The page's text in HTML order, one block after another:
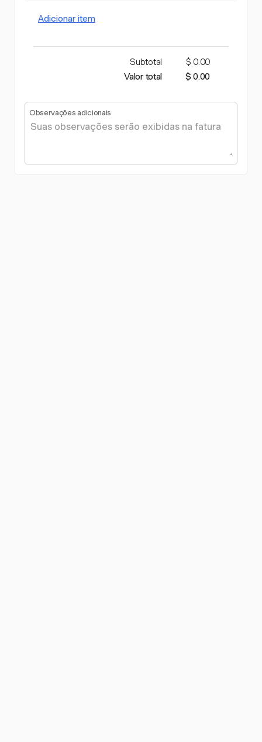
Adicionar item
Subtotal
$ 0.00
Valor total
$ 0.00
Observações adicionais